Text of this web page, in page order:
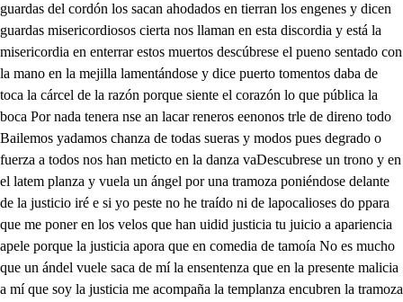
guardas del cordón los sacan ahodados en tierran los engenes y dicen
guardas misericordiosos cierta nos llaman en esta discordia y está la
misericordia en enterrar estos muertos descúbrese el pueno sentado con
la mano en la mejilla lamentándose y dice puerto tomentos daba de
toca la cárcel de la razón porque siente el corazón lo que pública la
boca Por nada tenera nse an lacar reneros eenonos trle de direno todo
Bailemos yadamos chanza de todas sueras y modos pues degrado o
fuerza a todos nos han meticto en la danza vaDescubrese un trono y en
el latem planza y vuela un ángel por una tramoza poniéndose delante
de la justicio iré e si yo peste no he traído ni de lapocalioses do ppara
que me poner en los velos que han uidid justicia tu juicio a apariencia
apele porque la justicia apora que en comedia de tamoía No es mucho
que un ándel vuele saca de mí la ensentenza que en la presente malicia
a mí que soy la justicia me acompaña la templanza encubren la tramoza